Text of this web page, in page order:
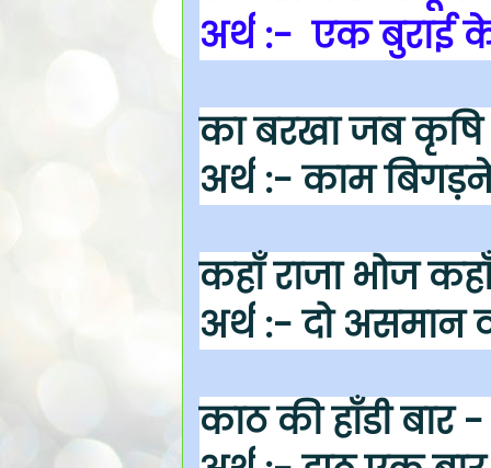
अर्थ :- एक बुराई के
का बरखा जब
अर्थ :- काम
कहाँ राजा भोज
अर्थ :- दो असमान
काठ की हाँडी बार